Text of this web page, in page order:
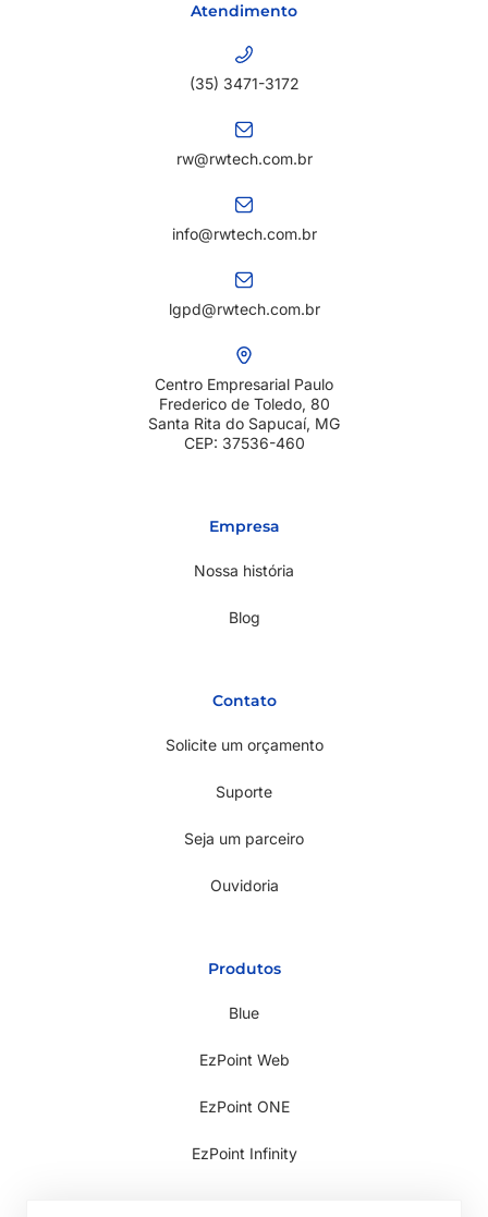
Atendimento
(35) 3471-3172
rw@rwtech.com.br
info@rwtech.com.br
lgpd@rwtech.com.br
Centro Empresarial Paulo
Frederico de Toledo, 80
Santa Rita do Sapucaí, MG
CEP: 37536-460
Empresa
Nossa história
Blog
Contato
Solicite um orçamento
Suporte
Seja um parceiro
Ouvidoria
Produtos
Blue
EzPoint Web
EzPoint ONE
EzPoint Infinity